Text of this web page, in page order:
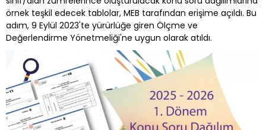
örnek teşkil edecek tablolar, MEB tarafından erişime açıldı. Bu
adım, 9 Eylül 2023'te yürürlüğe giren Ölçme ve
Değerlendirme Yönetmeliği'ne uygun olarak atıldı.